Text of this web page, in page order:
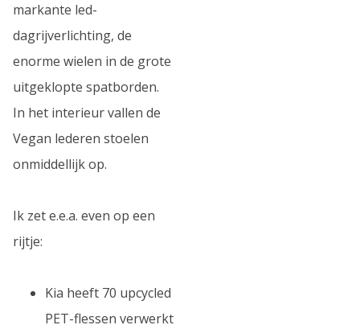
markante led-
dagrijverlichting, de
enorme wielen in de grote
uitgeklopte spatborden.
In het interieur vallen de
Vegan lederen stoelen
onmiddellijk op.
Ik zet e.e.a. even op een
rijtje:
Kia heeft 70 upcycled
PET-flessen verwerkt